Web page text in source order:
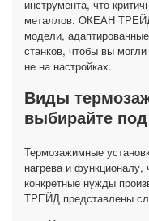
инструмента, что
металлов. ОКЕАН ТРЕЙД
модели,
станков, чтобы вы
не на настройках.
Виды
выбирайте
Термозажимные
нагрева и
конкретные нужды
ТРЕЙД представлены